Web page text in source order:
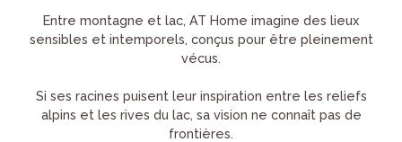
Entre montagne et lac, AT Home imagine des lieux
sensibles et intemporels, conçus pour être pleinement
vécus.
Si ses racines puisent leur inspiration entre les reliefs
alpins et les rives du lac, sa vision ne connaît pas de
frontières.